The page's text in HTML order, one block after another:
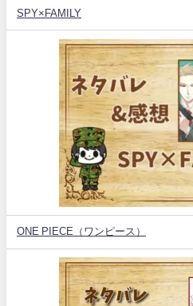
SPY×FAMILY
ONE PIECE（ワンピース）